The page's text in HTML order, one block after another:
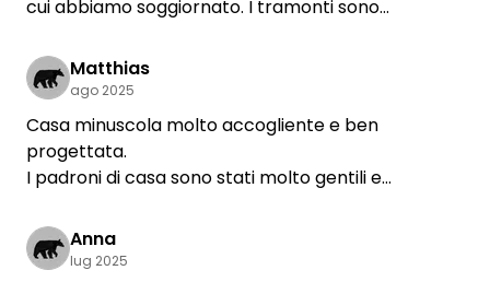
cui abbiamo soggiornato. I tramonti sono
ancora in fase di sviluppo, ma promette di
diventare un vero e proprio rifugio immerso nella
natura. Eravamo in 4. È piccolina, ma non sembra
affatto.
Matthias
ago 2025
Casa minuscola molto accogliente e ben
progettata.
I padroni di casa sono stati molto gentili e
Anna
lug 2025